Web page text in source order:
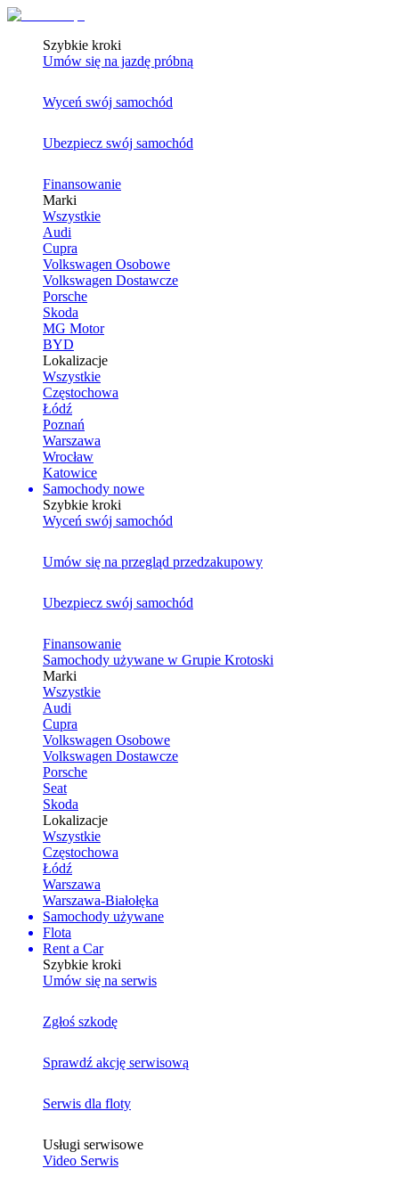
Szybkie kroki
Umów się na jazdę próbną
Wyceń swój samochód
Ubezpiecz swój samochód
Finansowanie
Marki
Wszystkie
Audi
Cupra
Volkswagen Osobowe
Volkswagen Dostawcze
Porsche
Skoda
MG Motor
BYD
Lokalizacje
Wszystkie
Częstochowa
Łódź
Poznań
Warszawa
Wrocław
Katowice
Samochody nowe
Szybkie kroki
Wyceń swój samochód
Umów się na przegląd przedzakupowy
Ubezpiecz swój samochód
Finansowanie
Samochody używane w Grupie Krotoski
Marki
Wszystkie
Audi
Cupra
Volkswagen Osobowe
Volkswagen Dostawcze
Porsche
Seat
Skoda
Lokalizacje
Wszystkie
Częstochowa
Łódź
Warszawa
Warszawa-Białołęka
Samochody używane
Flota
Rent a Car
Szybkie kroki
Umów się na serwis
Zgłoś szkodę
Sprawdź akcję serwisową
Serwis dla floty
Usługi serwisowe
Video Serwis